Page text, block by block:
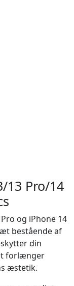
13 Pro/14
og iPhone 14
bestående af
din
forlænger
æstetik.